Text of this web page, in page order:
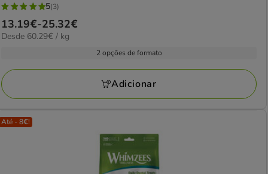
5
estrelas
com
avaliações
5(3)
Preço
de
25.32€
13.19€-25.32€
60.29€
Desde 60.29€ / kg
2 opções de formato
Adicionar
Até - 8€!